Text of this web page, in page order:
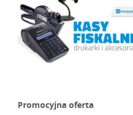
Promocyjna oferta